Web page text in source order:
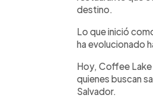
por $13
postre que
original de
destino.
Lo que inició
ha evolucionado
Hoy, Coffee
quienes buscan
Salvador.